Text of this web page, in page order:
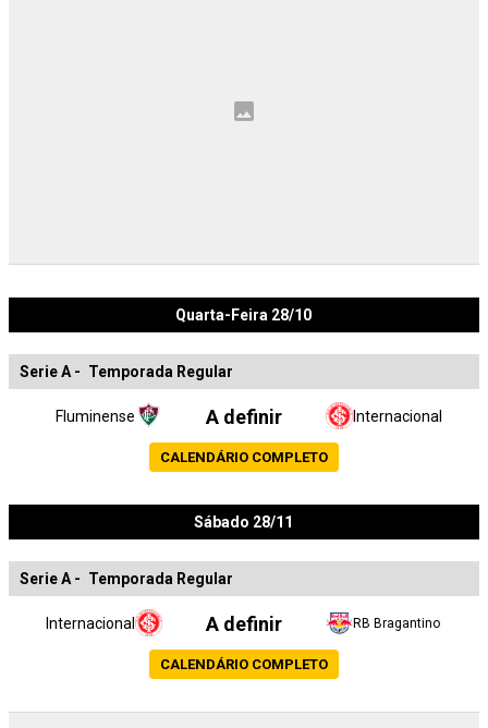
Quarta-Feira 28/10
Serie A - Temporada Regular
Fluminense A definir Internacional
CALENDÁRIO COMPLETO
Sábado 28/11
Serie A - Temporada Regular
Internacional A definir RB Bragantino
CALENDÁRIO COMPLETO